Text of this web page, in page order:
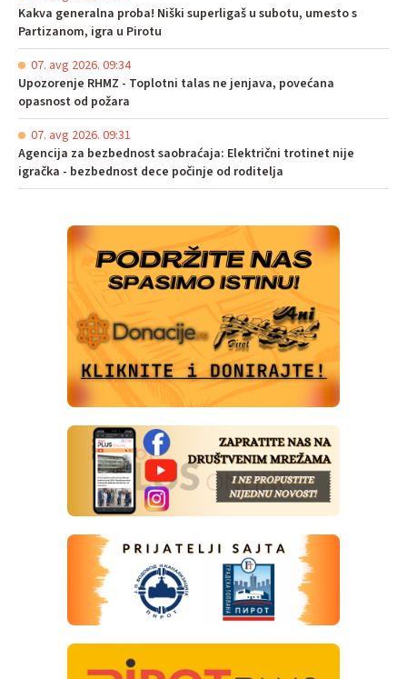
Kakva generalna proba! Niški superligaš u subotu, umesto s
Partizanom, igra u Pirotu
07. avg 2026. 09:34
Upozorenje RHMZ - Toplotni talas ne jenjava, povećana
opasnost od požara
07. avg 2026. 09:31
Agencija za bezbednost saobraćaja: Električni trotinet nije
igračka - bezbednost dece počinje od roditelja